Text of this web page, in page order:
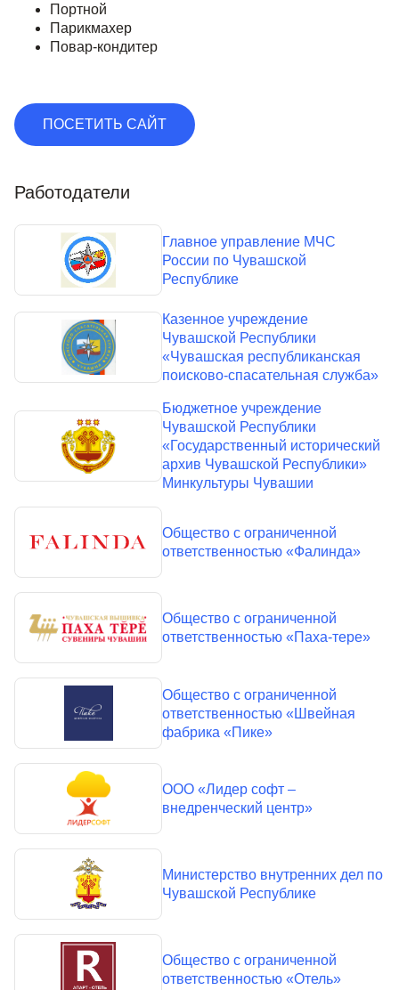
Портной
Парикмахер
Повар-кондитер
ПОСЕТИТЬ САЙТ
Работодатели
Главное управление МЧС
России по Чувашской
Республике
Казенное учреждение
Чувашской Республики
«Чувашская республиканская
поисково-спасательная служба»
Бюджетное учреждение
Чувашской Республики
«Государственный исторический
архив Чувашской Республики»
Минкультуры Чувашии
Общество с ограниченной
ответственностью «Фалинда»
Общество с ограниченной
ответственностью «Паха-тере»
Общество с ограниченной
ответственностью «Швейная
фабрика «Пике»
ООО «Лидер софт –
внедренческий центр»
Министерство внутренних дел по
Чувашской Республике
Общество с ограниченной
ответственностью «Отель»